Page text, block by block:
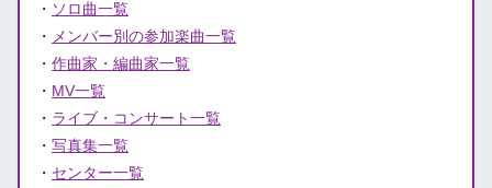
・ ソロ曲一覧
・ メンバー別の参加楽曲一覧
・作曲家・編曲家一覧
・ MV一覧
・ ライブ・コンサート一覧
・写真集一覧
・ センター一覧